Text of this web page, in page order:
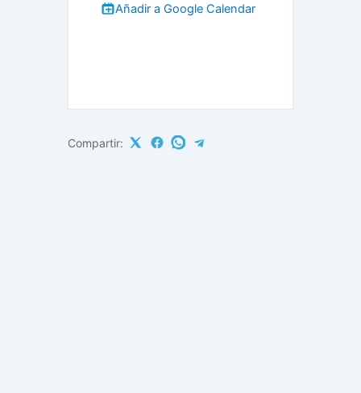
Añadir a Google Calendar
Compartir: